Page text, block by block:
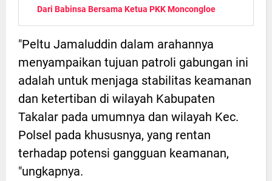
Dari Babinsa Bersama Ketua PKK Moncongloe
"Peltu Jamaluddin dalam arahannya
menyampaikan tujuan patroli gabungan ini
adalah untuk menjaga stabilitas keamanan
dan ketertiban di wilayah Kabupaten
Takalar pada umumnya dan wilayah Kec.
Polsel pada khususnya, yang rentan
terhadap potensi gangguan keamanan,
"ungkapnya.